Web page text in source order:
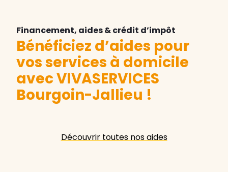
Financement, aides & crédit d’impôt
Bénéficiez d’aides pour
vos services à domicile
avec VIVASERVICES
Bourgoin-Jallieu !
Découvrir toutes nos aides